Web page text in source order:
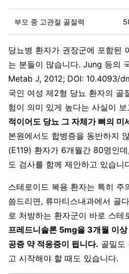
부모 중 고관절 골절력
당뇨병 환자가 권장군에 포함된
는 분들이 많습니다. Jung 등의
Metab J, 2012; DOI: 10.4093/
국인 여성 제2형 당뇨 환자의 골
험이 의미 있게 높다는 사실이 보
적이어도 당뇨 그 자체가 뼈의 미
본원에서도 합병증을 동반하지
(E119) 환자가 6개월간 80명인
도 검사를 함께 제안하고 있습니
스테로이드 복용 환자는 특히 주
씀드리면, 류마티스내과에서 골
로 처방하는 환자군이 바로 스테
프레드니솔론 5mg을 3개월 이
공증 약 적응증이 됩니다. 골밀도
고 시작해야 할 때도 있습니다.